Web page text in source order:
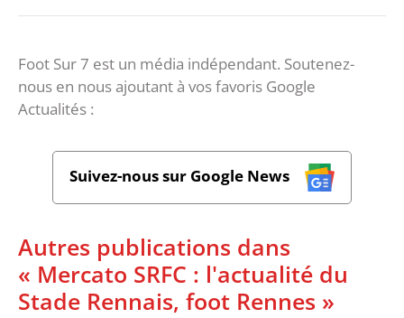
Foot Sur 7 est un média indépendant. Soutenez-
nous en nous ajoutant à vos favoris Google
Actualités :
Suivez-nous sur Google News
Autres publications dans
« Mercato SRFC : l'actualité du
Stade Rennais, foot Rennes »